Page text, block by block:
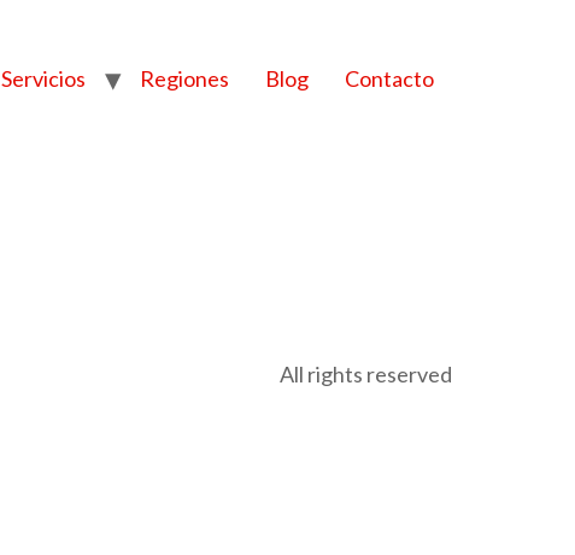
Servicios Regiones Blog Contacto
All rights reserved